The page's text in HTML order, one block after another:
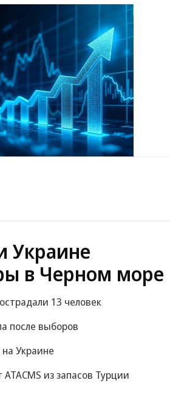
Украине
в Черном море
13 человек
после выборов
Украине
из запасов Турции